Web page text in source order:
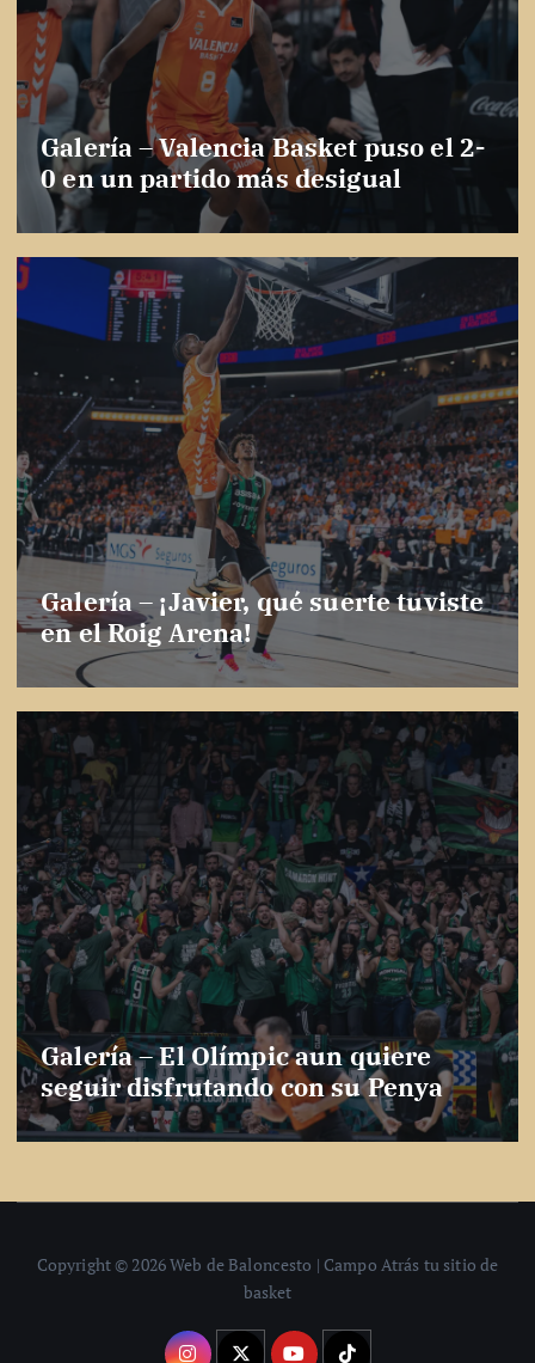
Galería – Valencia Basket puso el 2-
0 en un partido más desigual
Galería – ¡Javier, qué suerte tuviste
en el Roig Arena!
Galería – El Olímpic aun quiere
seguir disfrutando con su Penya
Copyright © 2026 Web de Baloncesto | Campo Atrás tu sitio de
basket